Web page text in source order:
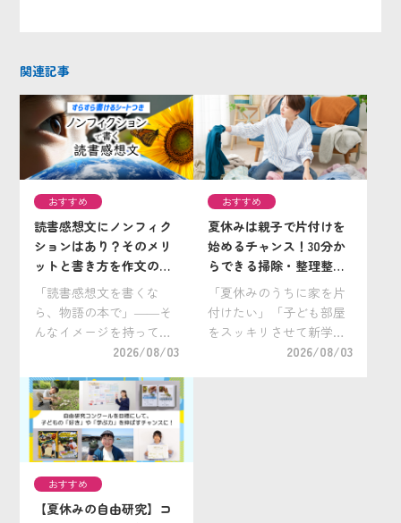
関連記事
おすすめ
読書感想文にノンフィク
ションはあり？そのメリ
ットと書き方を作文の神
様が解説！／すぐに使え
る『読書感想文・書き方
ガイド』も紹介
「読書感想文を書くな
ら、物語の本で」――そ
んなイメージを持ってい
る方も多いのではないで
想文はノンフィクション
作品（実際にあった出来
事や、自然・科学・歴史
など、現実の世界をもと
[…]
2026/08/03
おすすめ
夏休みは親子で片付けを
始めるチャンス！30分か
らできる掃除・整理整頓
のコツと子ども服の手放
し方
「夏休みのうちに家を片
付けたい」「子ども部屋
をスッキリさせて新学期
を迎えたい」と考えてい
2026/08/03
おすすめ
【夏休みの自由研究】コ